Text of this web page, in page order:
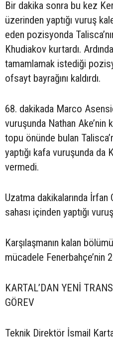
Bir dakika sonra bu kez
üzerinden yaptığı vuruş
eden pozisyonda
Khudiakov kurtardı.
tamamlamak istediği
ofsayt bayrağını kaldırdı.
68. dakikada Marco
vuruşunda Nathan Ake’nin
topu önünde bulan
yaptığı kafa vuruşunda da
vermedi.
Uzatma dakikalarında İrfan
sahası içinden yaptığı
Karşılaşmanın kalan
mücadele Fenerbahçe’nin
KARTAL’DAN YENİ
GÖREV
Teknik Direktör İsmail